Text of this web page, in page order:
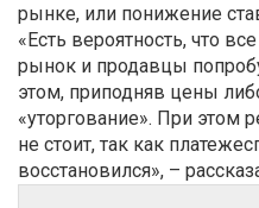
рынке, или понижение
«Есть вероятность, что
рынок и продавцы
этом, приподняв цены
«уторгование». При этом
не стоит, так как
восстановился», –